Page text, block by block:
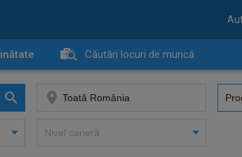
Căutări locuri de muncă